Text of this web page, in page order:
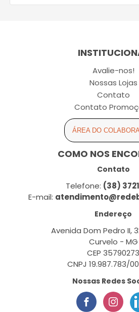
Avalie-nos!
Nossas Lojas
Contato
Contato
ÁREA DO
COMO NOS
Contato
Telefone: (38)
E-mail:
Endereço
Avenida Dom Pedro II,
Curvelo - MG
CEP 35790273
CNPJ 19.987.783/
Nossas Redes